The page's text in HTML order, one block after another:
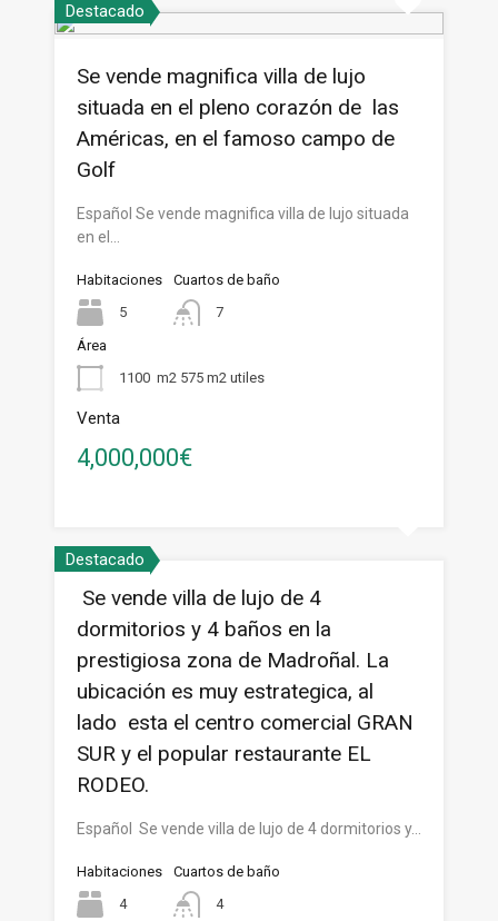
Destacado
Se vende magnifica villa de lujo
situada en el pleno corazón de las
Américas, en el famoso campo de
Golf
Español Se vende magnifica villa de lujo situada
en el…
Habitaciones
5
Cuartos de baño
7
Área
1100 m2 575 m2 utiles
Venta
4,000,000€
Destacado
Se vende villa de lujo de 4
dormitorios y 4 baños en la
prestigiosa zona de Madroñal. La
ubicación es muy estrategica, al
lado esta el centro comercial GRAN
SUR y el popular restaurante EL
RODEO.
Español Se vende villa de lujo de 4 dormitorios y…
Habitaciones
4
Cuartos de baño
4